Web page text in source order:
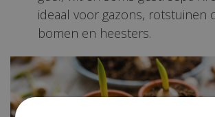
ideaal voor gazons, rotstuinen
bomen en heesters.